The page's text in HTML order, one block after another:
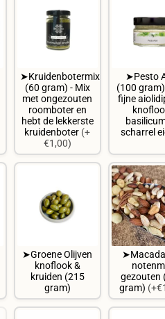
➤Kruidenbotermix
(60 gram) - Mix
met ongezouten
roomboter en
hebt de lekkerste
kruidenboter (+
€1,00)
➤Pesto
(100 gram)
fijne
scharrel
➤Groene Olijven
knoflook &
kruiden (215
gram)
gezouten
gram)